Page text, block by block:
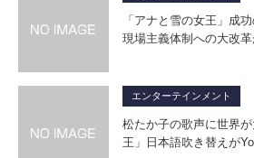
「アナと雪の女王」成
現場主義体制への大改
エンターテインメント
松たか子の歌声に世界
王」日本語吹き替えが